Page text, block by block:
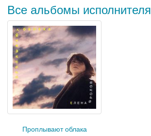
Все альбомы исполнителя
Проплывают облака